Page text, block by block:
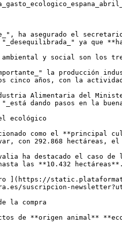
ha asegurado el
ya que
y social son los
la producción
cinco años, con la
Alimentaria del
dando pasos en la
ecológico
como el **principal
con 292.868 hectáreas,
ha destacado el caso
las **10.432 hectáreas**.
](https://
suscripcion-
la compra
de **origen animal**